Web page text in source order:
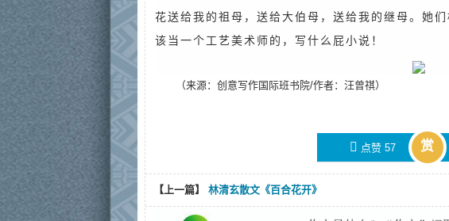
花送给我的祖母，送给大伯母，送给我的继母。她
该当一个工艺美术师的，写什么屁小说！
（来源：创意写作国际班书院/作者：汪曾祺）
󰄼 点赞 57 赏
【上一篇】 林清玄散文《百合花开》